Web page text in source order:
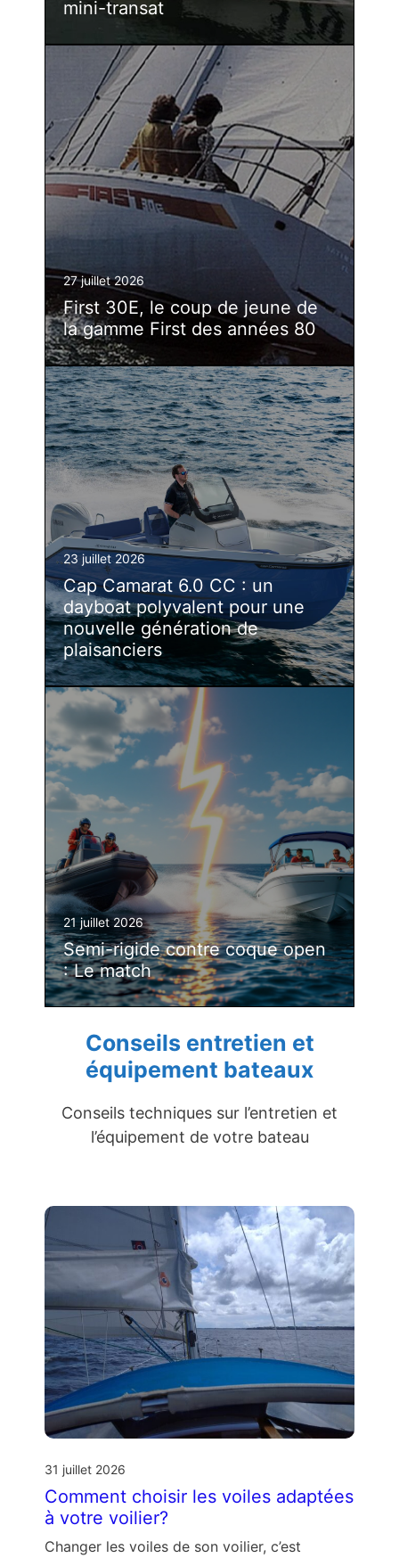
mini-transat
27 juillet 2026
First 30E, le coup de jeune de
la gamme First des années 80
23 juillet 2026
Cap Camarat 6.0 CC : un
dayboat polyvalent pour une
nouvelle génération de
plaisanciers
21 juillet 2026
Semi-rigide contre coque open
: Le match
Conseils entretien et
équipement bateaux
Conseils techniques sur l’entretien et
l’équipement de votre bateau
31 juillet 2026
Comment choisir les voiles adaptées
à votre voilier?
Changer les voiles de son voilier, c’est